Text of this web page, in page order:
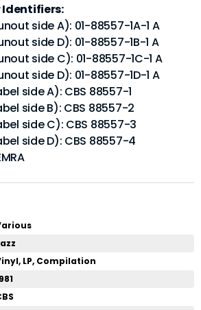
Identifiers:
side A): 01-88557-1A-1 A
side D): 01-88557-1B-1 A
side C): 01-88557-1C-1 A
side D): 01-88557-1D-1 A
side A): CBS 88557-1
side B): CBS 88557-2
side C): CBS 88557-3
side D): CBS 88557-4
LP, Compilation